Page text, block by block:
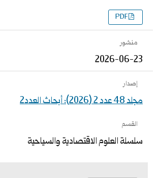
PDF
منشور
2026-06-23
إصدار
مجلد 48 عدد 2 (2026): أبحاث العدد2
القسم
سلسلة العلوم الاقتصادية والسياحية